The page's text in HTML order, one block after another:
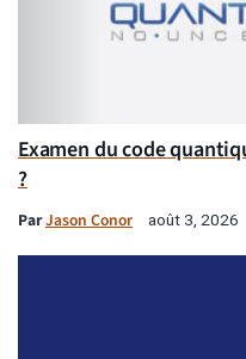
Examen du code
?
ParJason Conor août 3, 2026